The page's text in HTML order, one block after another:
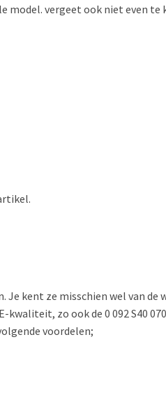
vergeet ook niet even te
kent ze misschien wel van
zo ook de 0 092 S40
voordelen;